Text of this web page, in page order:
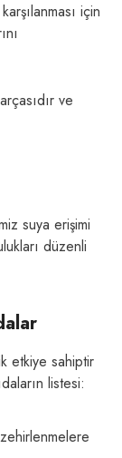
için
ve
suya erişimi
düzenli
etkiye sahiptir
listesi: